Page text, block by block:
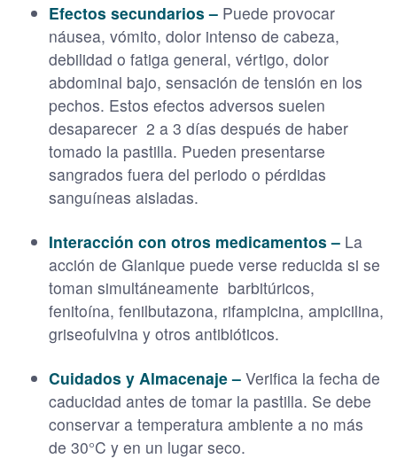
Efectos secundarios – Puede provocar
náusea, vómito, dolor intenso de cabeza,
debilidad o fatiga general, vértigo, dolor
abdominal bajo, sensación de tensión en los
pechos. Estos efectos adversos suelen
desaparecer 2 a 3 días después de haber
tomado la pastilla. Pueden presentarse
sangrados fuera del periodo o pérdidas
sanguíneas aisladas.
Interacción con otros medicamentos – La
acción de Glanique puede verse reducida si se
toman simultáneamente barbitúricos,
fenitoína, fenilbutazona, rifampicina, ampicilina,
griseofulvina y otros antibióticos.
Cuidados y Almacenaje – Verifica la fecha de
caducidad antes de tomar la pastilla. Se debe
conservar a temperatura ambiente a no más
de 30°C y en un lugar seco.